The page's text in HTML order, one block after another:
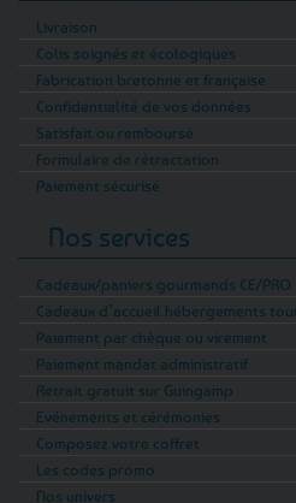
Livraison
Colis soignés et écologiques
Fabrication bretonne et française
Confidentialité de vos données
Satisfait ou remboursé
Formulaire de rétractation
Paiement sécurisé
Nos services
Cadeaux/paniers gourmands CE/PRO
Cadeaux d’accueil hébergements
Paiement par chèque ou virement
Paiement mandat administratif
Retrait gratuit sur Guingamp
Evénements et cérémonies
Composez votre coffret
Les codes promo
Nos univers